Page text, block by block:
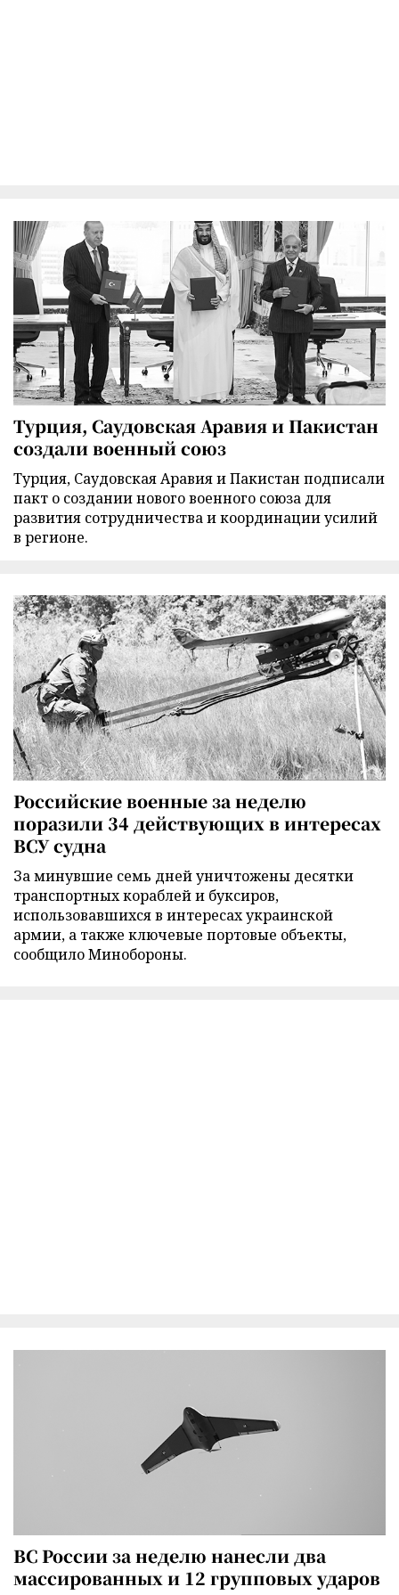
Турция, Саудовская Аравия и Пакистан
создали военный союз
Турция, Саудовская Аравия и Пакистан подписали
пакт о создании нового военного союза для
развития сотрудничества и координации усилий
в регионе.
Российские военные за неделю
поразили 34 действующих в интересах
ВСУ судна
За минувшие семь дней уничтожены десятки
транспортных кораблей и буксиров,
использовавшихся в интересах украинской
армии, а также ключевые портовые объекты,
сообщило Минобороны.
ВС России за неделю нанесли два
массированных и 12 групповых ударов